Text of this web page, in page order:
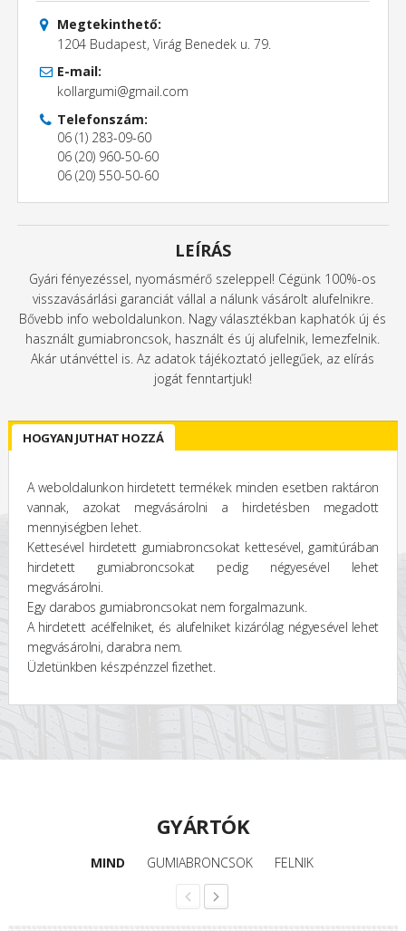
Megtekinthető:
1204 Budapest, Virág Benedek u. 79.
E-mail:
kollargumi@gmail.com
Telefonszám:
06 (1) 283-09-60
06 (20) 960-50-60
06 (20) 550-50-60
LEÍRÁS
Gyári fényezéssel, nyomásmérő szeleppel! Cégünk 100%-os
visszavásárlási garanciát vállal a nálunk vásárolt alufelnikre.
Bővebb info weboldalunkon. Nagy választékban kaphatók új és
használt gumiabroncsok, használt és új alufelnik, lemezfelnik.
Akár utánvéttel is. Az adatok tájékoztató jellegűek, az elírás
jogát fenntartjuk!
HOGYAN JUTHAT HOZZÁ
A weboldalunkon hirdetett termékek minden esetben raktáron
vannak, azokat megvásárolni a hirdetésben megadott
mennyiségben lehet.
Kettesével hirdetett gumiabroncsokat kettesével, garnitúrában
hirdetett gumiabroncsokat pedig négyesével lehet
megvásárolni.
Egy darabos gumiabroncsokat nem forgalmazunk.
A hirdetett acélfelniket, és alufelniket kizárólag négyesével lehet
megvásárolni, darabra nem.
Üzletünkben készpénzzel fizethet.
GYÁRTÓK
MIND GUMIABRONCSOK FELNIK